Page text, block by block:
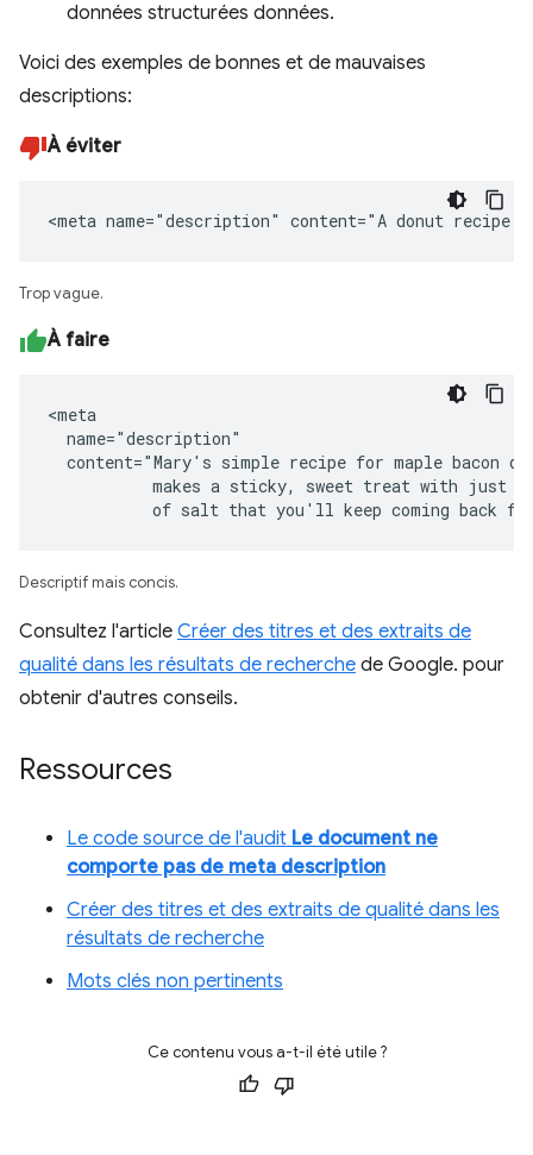
données structurées données.
Voici des exemples de bonnes et de mauvaises
descriptions:
À éviter
<meta name="description" content="A donut
Trop vague.
À faire
<meta
  name="description"
content="Mary's simple recipe for maple bacon
makes a sticky, sweet treat with just a
of salt that you'll keep coming back
Descriptif mais concis.
Consultez l'article Créer des titres et des extraits de
qualité dans les résultats de recherche de Google. pour
obtenir d'autres conseils.
Ressources
Le code source de l'audit Le document ne
comporte pas de meta description
Créer des titres et des extraits de qualité dans les
résultats de recherche
Mots clés non pertinents
Ce contenu vous a-t-il été utile ?